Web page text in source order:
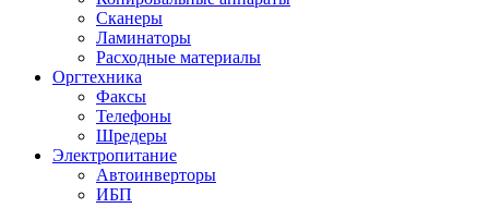
Сканеры
Ламинаторы
Расходные материалы
Оргтехника
Факсы
Телефоны
Шредеры
Электропитание
Автоинверторы
ИБП